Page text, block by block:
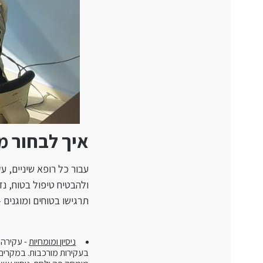
איך לבחור
עבור כל רופא שיניים,
ולהבטיח טיפול
תרגישו בטוחים
ניסיון ומומחיות- עקירה
בעקירות מורכבות.